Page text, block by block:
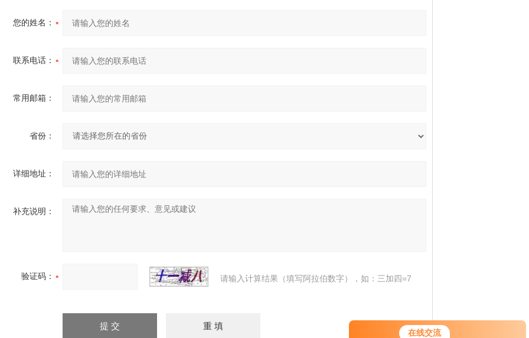
在线交流
您的姓名：
联系电话：
常用邮箱：
省份：
详细地址：
补充说明：
验证码： 请输入计算结果（填写阿拉伯数字），如：三加四=7